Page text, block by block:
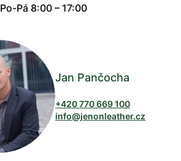
Po-Pá 8:00 – 17:00
Jan Pančocha
+420 770 669 100
info@jenonleather.cz